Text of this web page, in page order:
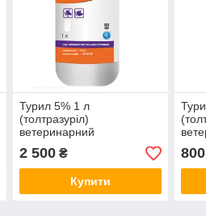
Турил 5% 1 л
(толтразуріл)
ветеринарний
кокциостатик для поросят
і телят
2 500₴
Купити
і
800